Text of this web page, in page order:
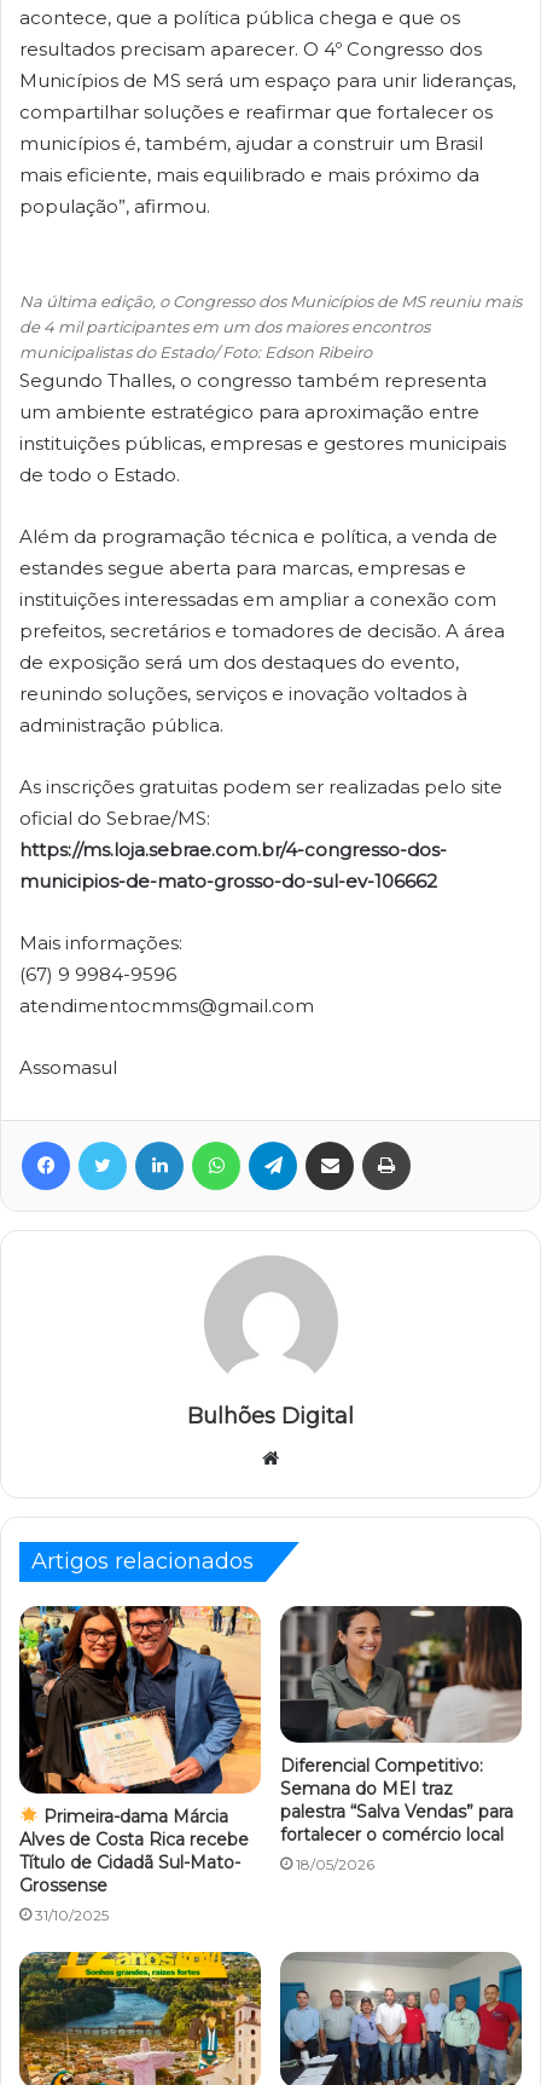
acontece, que a política pública chega e que os
resultados precisam aparecer. O 4º Congresso dos
Municípios de MS será um espaço para unir lideranças,
compartilhar soluções e reafirmar que fortalecer os
municípios é, também, ajudar a construir um Brasil
mais eficiente, mais equilibrado e mais próximo da
população”, afirmou.
Na última edição, o Congresso dos Municípios de MS reuniu mais
de 4 mil participantes em um dos maiores encontros
municipalistas do Estado/ Foto: Edson Ribeiro
Segundo Thalles, o congresso também representa
um ambiente estratégico para aproximação entre
instituições públicas, empresas e gestores municipais
de todo o Estado.
Além da programação técnica e política, a venda de
estandes segue aberta para marcas, empresas e
instituições interessadas em ampliar a conexão com
prefeitos, secretários e tomadores de decisão. A área
de exposição será um dos destaques do evento,
reunindo soluções, serviços e inovação voltados à
administração pública.
As inscrições gratuitas podem ser realizadas pelo site
oficial do Sebrae/MS:
https://ms.loja.sebrae.com.br/4-congresso-dos-
municipios-de-mato-grosso-do-sul-ev-106662
Mais informações:
(67) 9 9984-9596
atendimentocmms@gmail.com
Assomasul
FacebookTwitter Linkedin WhatsAppTelegramCompartilhar via e-mail
Bulhões Digital
Website
Artigos relacionados
Primeira-dama Márcia
Alves de Costa Rica recebe
Título de Cidadã Sul-Mato-
Grossense
31/10/2025
Diferencial Competitivo:
Semana do MEI traz
palestra “Salva Vendas” para
fortalecer o comércio local
18/05/2026